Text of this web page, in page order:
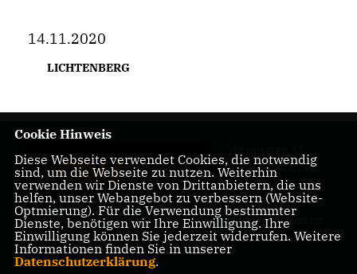
14.11.2020
LICHTENBERG
Abgeordneten aus
allen Bezirken
Berlins sind wir die
größte Fraktion im
Berliner Abgeordnetenhaus.
Cookie Hinweis
Diese Webseite verwendet Cookies, die notwendig
sind, um die Webseite zu nutzen. Weiterhin
verwenden wir Dienste von Drittanbietern, die uns
helfen, unser Webangebot zu verbessern (Website-
Optmierung). Für die Verwendung bestimmter
Dienste, benötigen wir Ihre Einwilligung. Ihre
Einwilligung können Sie jederzeit widerrufen. Weitere
Informationen finden Sie in unserer
Datenschutzerklärung.